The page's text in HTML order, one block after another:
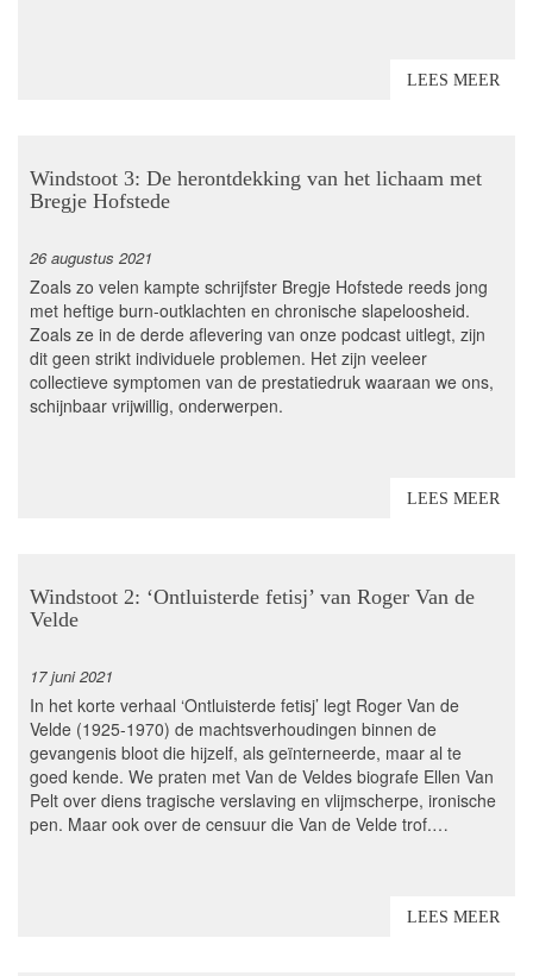
LEES MEER
Windstoot 3: De herontdekking van het lichaam met
Bregje Hofstede
26 augustus 2021
Zoals zo velen kampte schrijfster Bregje Hofstede reeds jong
met heftige burn-outklachten en chronische slapeloosheid.
Zoals ze in de derde aflevering van onze podcast uitlegt, zijn
dit geen strikt individuele problemen. Het zijn veeleer
collectieve symptomen van de prestatiedruk waaraan we ons,
schijnbaar vrijwillig, onderwerpen.
LEES MEER
Windstoot 2: ‘Ontluisterde fetisj’ van Roger Van de
Velde
17 juni 2021
In het korte verhaal ‘Ontluisterde fetisj’ legt Roger Van de
Velde (1925-1970) de machtsverhoudingen binnen de
gevangenis bloot die hijzelf, als geïnterneerde, maar al te
goed kende. We praten met Van de Veldes biografe Ellen Van
Pelt over diens tragische verslaving en vlijmscherpe, ironische
pen. Maar ook over de censuur die Van de Velde trof.…
LEES MEER